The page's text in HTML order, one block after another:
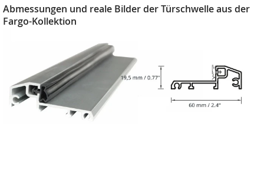
Abmessungen und reale Bilder der Türschwelle aus der
Fargo-Kollektion